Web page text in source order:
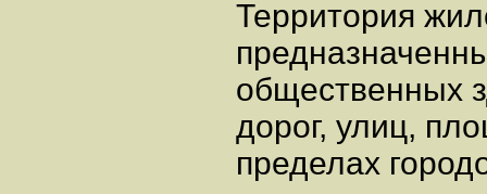
Территория
общественных
дорог, улиц,
пределах